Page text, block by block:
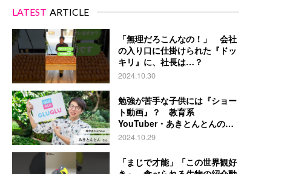
LATEST ARTICLE
「無理だろこんなの！」 会社
の入り口に仕掛けられた『ドッ
キリ』に、社長は…？
2024.10.30
勉強が苦手な子供には『ショー
ト動画』？ 教育系
YouTuber・あきとんとんの戦
略とは
2024.10.29
「まじで才能」「この世界観好